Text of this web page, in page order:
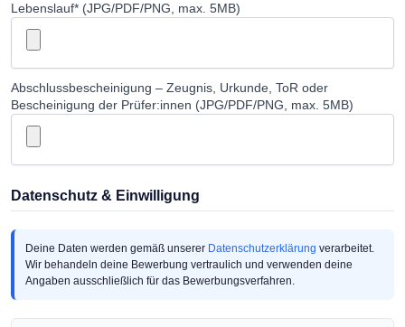
Lebenslauf* (JPG/PDF/PNG, max. 5MB)
Abschlussbescheinigung – Zeugnis, Urkunde, ToR oder
Bescheinigung der Prüfer:innen (JPG/PDF/PNG, max. 5MB)
Datenschutz & Einwilligung
Deine Daten werden gemäß unserer Datenschutzerklärung verarbeitet.
Wir behandeln deine Bewerbung vertraulich und verwenden deine
Angaben ausschließlich für das Bewerbungsverfahren.